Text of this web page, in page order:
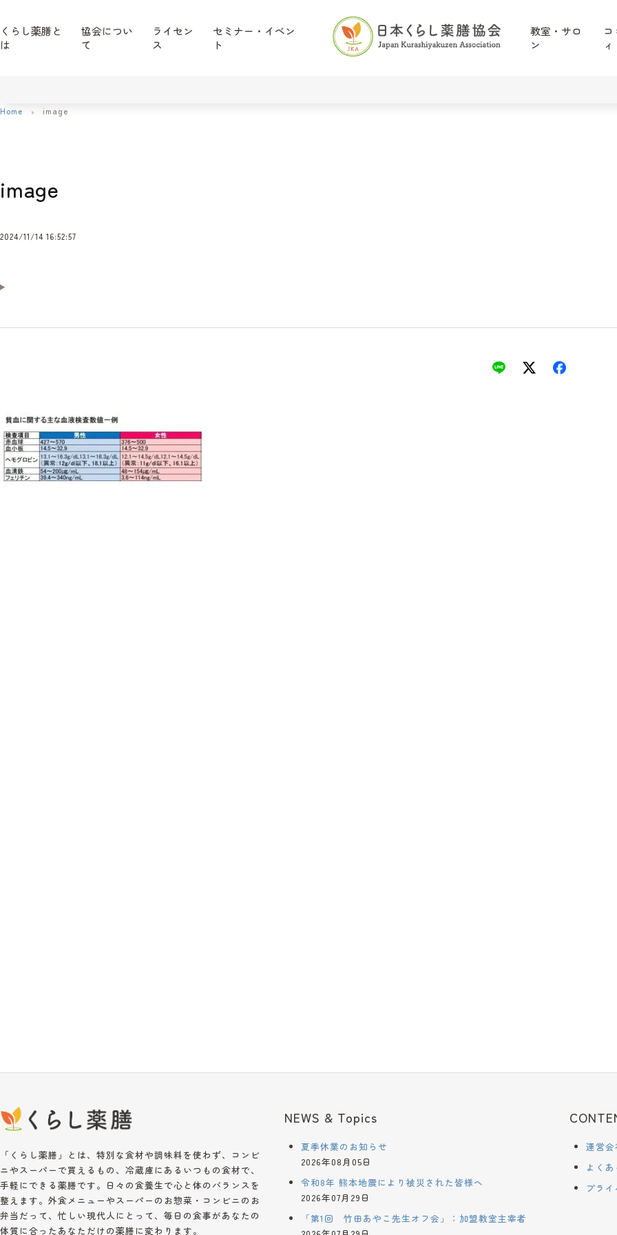
くらし薬膳と
は
協会につい
て
ライセン
ス
セミナー・イベン
ト
教室・サロ
ン
ィ
Home image
image
2024/11/14 16:52:57
「くらし薬膳」とは、特別な食材や調味料を使わず、コンビ
ニやスーパーで買えるもの、冷蔵庫にあるいつもの食材で、
手軽にできる薬膳です。日々の食養生で心と体のバランスを
整えます。外食メニューやスーパーのお惣菜・コンビニのお
弁当だって、忙しい現代人にとって、毎日の食事があなたの
体質に合ったあなただけの薬膳に変わります。
NEWS & Topics
夏季休業のお知らせ
2026年08月05日
令和8年 熊本地震により被災された皆様へ
2026年07月29日
「第1回 竹田あやこ先生オフ会」：加盟教室主宰者
運営会
よく
プラ